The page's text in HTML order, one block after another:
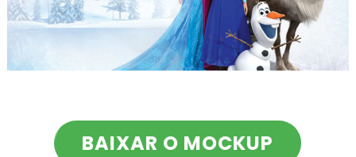
BAIXAR O MOCKUP